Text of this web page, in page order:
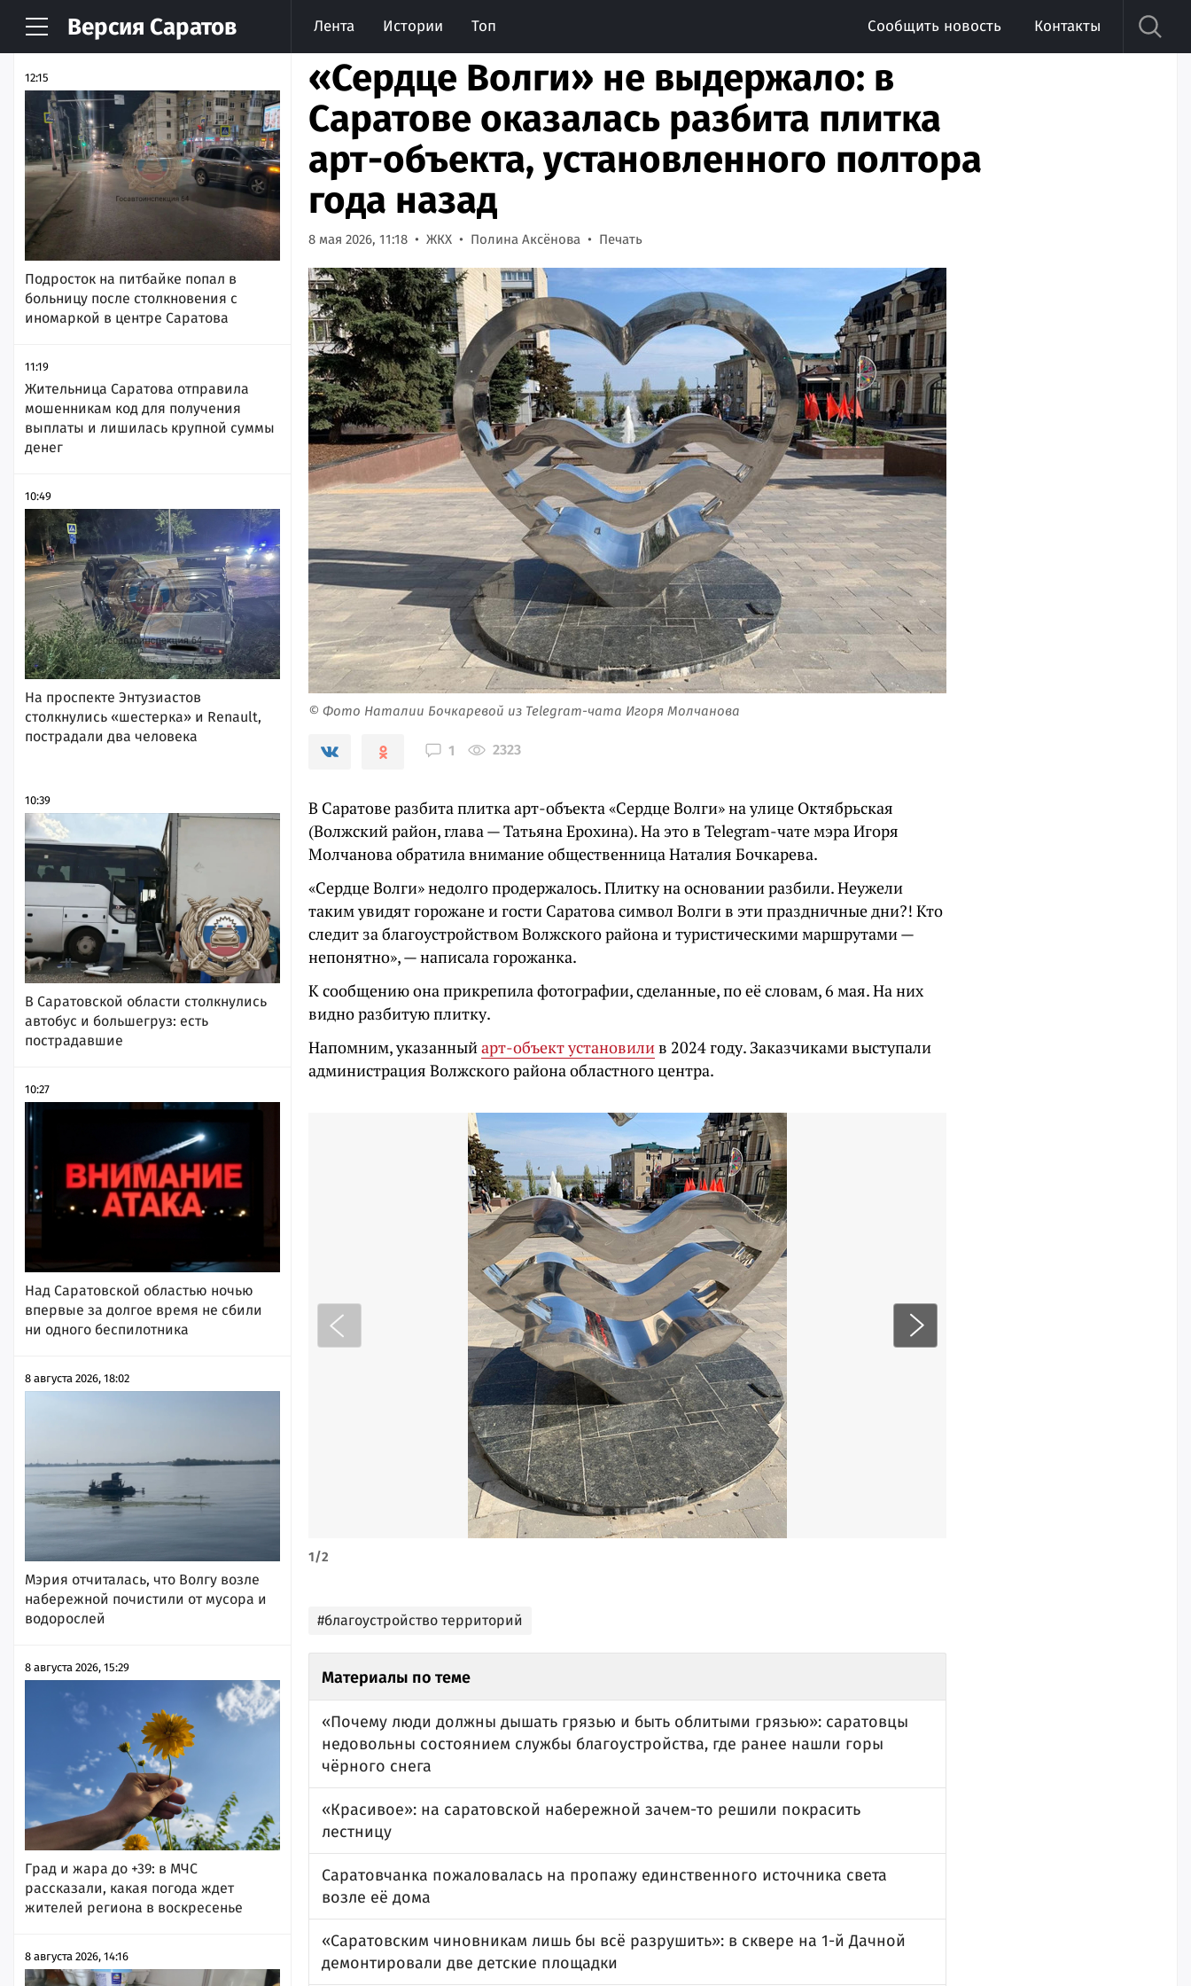
Версия Саратов Лента Истории Топ Сообщить новость Контакты
НОВОСТИ АРХИВ
12:15
Подросток на питбайке попал в
больницу после столкновения с
иномаркой в центре Саратова
11:19
Жительница Саратова отправила
мошенникам код для получения
выплаты и лишилась крупной суммы
денег
10:49
На проспекте Энтузиастов
столкнулись «шестерка» и Renault,
пострадали два человека
10:39
В Саратовской области столкнулись
автобус и большегруз: есть
пострадавшие
10:27
Над Саратовской областью ночью
впервые за долгое время не сбили
ни одного беспилотника
8 августа 2026, 18:02
Мэрия отчиталась, что Волгу возле
набережной почистили от мусора и
водорослей
8 августа 2026, 15:29
Град и жара до +39: в МЧС
рассказали, какая погода ждет
жителей региона в воскресенье
8 августа 2026, 14:16
«Сердце Волги» не выдержало: в
Саратове оказалась разбита плитка
арт-объекта, установленного полтора
года назад
8 мая 2026, 11:18 ЖКХ Полина Аксёнова Печать
© Фото Наталии Бочкаревой из Telegram-чата Игоря Молчанова
1 2323
В Саратове разбита плитка арт-объекта «Сердце Волги» на улице Октябрьская
(Волжский район, глава — Татьяна Ерохина). На это в Telegram-чате мэра Игоря
Молчанова обратила внимание общественница Наталия Бочкарева.
«Сердце Волги» недолго продержалось. Плитку на основании разбили. Неужели
таким увидят горожане и гости Саратова символ Волги в эти праздничные дни?! Кто
следит за благоустройством Волжского района и туристическими маршрутами —
непонятно», — написала горожанка.
К сообщению она прикрепила фотографии, сделанные, по её словам, 6 мая. На них
видно разбитую плитку.
Напомним, указанныйарт-объект установилив 2024 году. Заказчиками выступали
администрация Волжского района областного центра.
1/2
#благоустройство территорий
Материалы по теме
«Почему люди должны дышать грязью и быть облитыми грязью»: саратовцы
недовольны состоянием службы благоустройства, где ранее нашли горы
чёрного снега
«Красивое»: на саратовской набережной зачем-то решили покрасить
лестницу
Саратовчанка пожаловалась на пропажу единственного источника света
возле её дома
«Саратовским чиновникам лишь бы всё разрушить»: в сквере на 1-й Дачной
демонтировали две детские площадки